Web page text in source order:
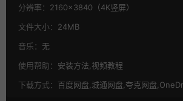
分辨率： 2160×3840（4K竖屏）
文件大小： 24MB
音乐： 无
使用帮助： 安装方法,视频教程
下载方式： 百度网盘,城通网盘,夸克网盘